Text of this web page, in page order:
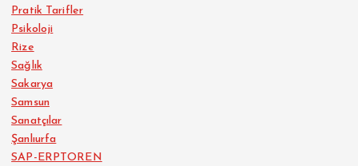
Pratik Tarifler
Psikoloji
Rize
Sağlık
Sakarya
Samsun
Sanatçılar
Şanlıurfa
SAP-ERPTOREN